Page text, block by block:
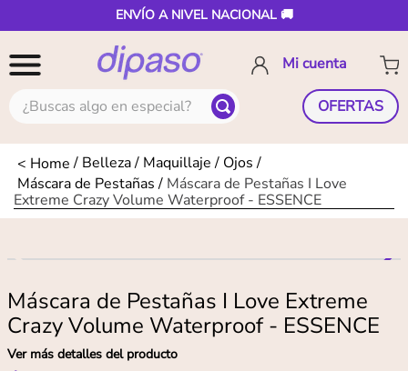
ENVÍO A NIVEL NACIONAL 🚚
¿Buscas algo en especial? OFERTAS
Belleza Maquillaje
Ojos
Máscara de Pestañas
Máscara de Pestañas I Love
Extreme Crazy Volume Waterproof - ESSENCE
Máscara de Pestañas I Love Extreme
Crazy Volume Waterproof - ESSENCE
Ver más detalles del producto